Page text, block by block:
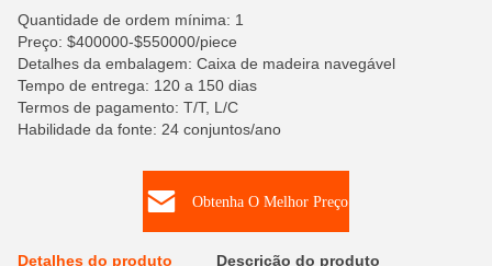
Quantidade de ordem mínima: 1
Preço: $400000-$550000/piece
Detalhes da embalagem: Caixa de madeira navegável
Tempo de entrega: 120 a 150 dias
Termos de pagamento: T/T, L/C
Habilidade da fonte: 24 conjuntos/ano
Obtenha O Melhor Preço
Detalhes do produto Descrição do produto